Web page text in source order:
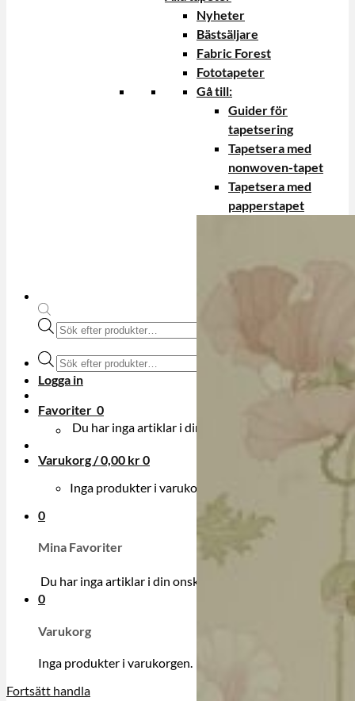
Produktsökning
Produktsökning
Logga in
Favoriter 0
Du har inga artiklar i din onskelista.
Varukorg /0,00 kr0
Inga produkter i varukorgen.
0
Mina Favoriter
Du har inga artiklar i din onskelista.
0
Varukorg
Inga produkter i varukorgen.
Fortsätt handla
Nyheter
Bästsäljare
Fabric Forest
Fototapeter
Gå till:
Guider för
tapetsering
Tapetsera med
nonwoven-tapet
Tapetsera med
papperstapet